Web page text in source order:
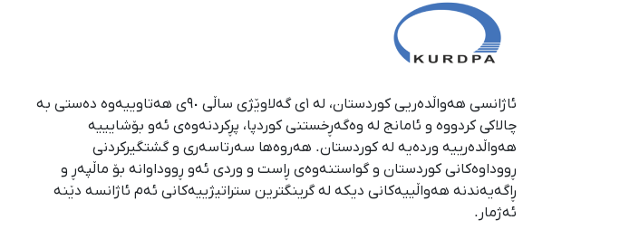
ئاژانسی هەواڵدەریی کوردستان، لە ١ی گەلاوێژی ساڵی ٩٠ی هەتاوییەوە دەستی بە
چالاکی کردووە و ئامانج لە وەگەڕخستنی كوردپا، پڕكردنەوەی ئەو بۆشایییە
هەواڵدەرییە وردەیە لە كوردستان. هەروەها سەرتاسەری و گشتگیركردنی
ڕووداوەكانی كوردستان و گواستنەوەی ڕاست و وردی ئەو ڕووداوانە بۆ ماڵپەڕ و
ڕاگەیەندنە هەواڵییەكانی دیكە لە گرینگترین ستراتیژییەكانی ئەم ئاژانسە دێنە
ئەژمار.